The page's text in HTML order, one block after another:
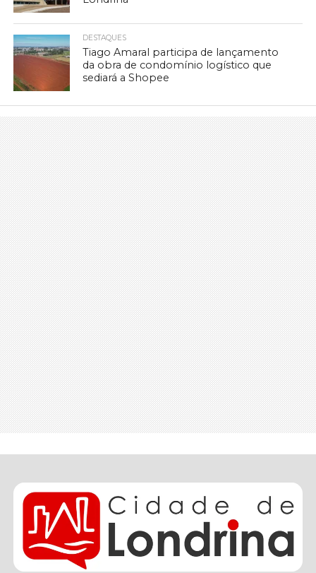
DESTAQUES
Tiago Amaral participa de lançamento
da obra de condomínio logístico que
sediará a Shopee